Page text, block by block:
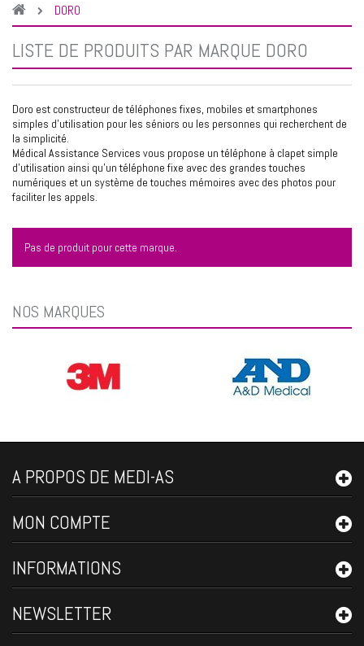
DORO
LISTE DE PRODUITS PAR MARQUE DORO
Doro est constructeur de téléphones fixes, mobiles et smartphones
simples d'utilisation pour les séniors ou les personnes qui recherchent de
la simplicité.
Médical Assistance Services vous propose untéléphone à clapet simple
d'utilisation ainsi qu'untéléphone fixe avec des grandes touches
numériques et un système de touches mémoires avec des photos pour
faciliter les appels.
Pas de produit pour cette marque.
NOS MARQUES
A PROPOS DE MEDI-AS
MON COMPTE
INFORMATIONS
NEWSLETTER